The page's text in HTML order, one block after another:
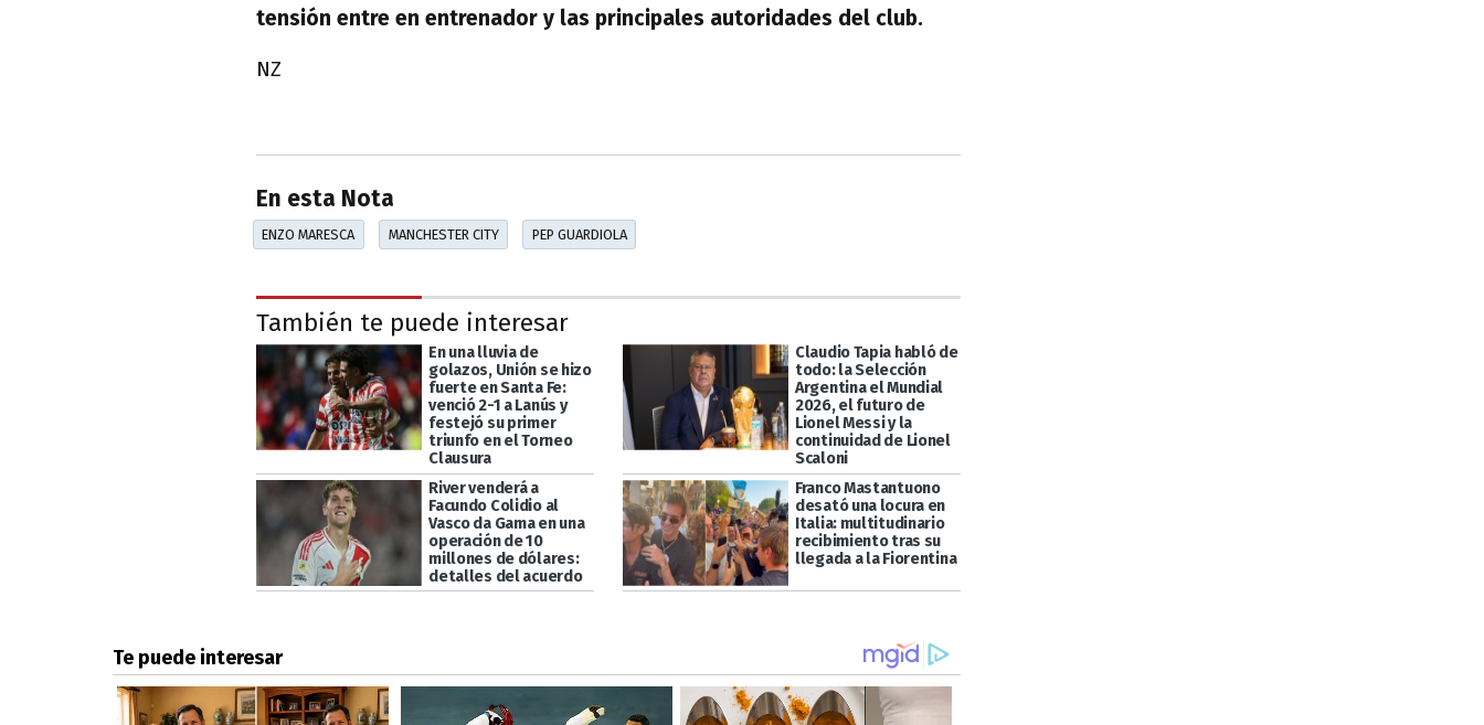
tensión entre en entrenador y las principales autoridades del club.
NZ
En esta Nota
ENZO MARESCA MANCHESTER CITY PEP GUARDIOLA
También te puede interesar
En una lluvia de
golazos, Unión se hizo
fuerte en Santa Fe:
venció 2-1 a Lanús y
festejó su primer
triunfo en el Torneo
Clausura
Claudio Tapia habló de
todo: la Selección
Argentina el Mundial
2026, el futuro de
Lionel Messi y la
continuidad de Lionel
Scaloni
River venderá a
Facundo Colidio al
Vasco da Gama en una
operación de 10
millones de dólares:
detalles del acuerdo
Franco Mastantuono
desató una locura en
Italia: multitudinario
recibimiento tras su
llegada a la Fiorentina